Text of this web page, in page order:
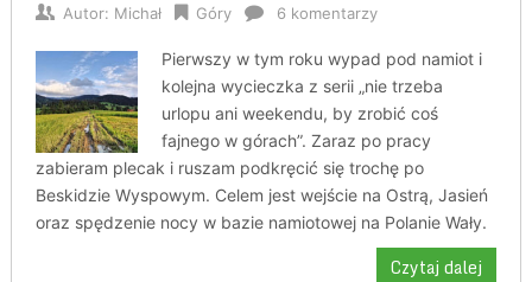
Autor: Michał Góry 6 komentarzy
Pierwszy w tym roku wypad pod namiot i
kolejna wycieczka z serii „nie trzeba
urlopu ani weekendu, by zrobić coś
fajnego w górach”. Zaraz po pracy
zabieram plecak i ruszam podkręcić się trochę po
Beskidzie Wyspowym. Celem jest wejście na Ostrą, Jasień
oraz spędzenie nocy w bazie namiotowej na Polanie Wały.
Czytaj dalej